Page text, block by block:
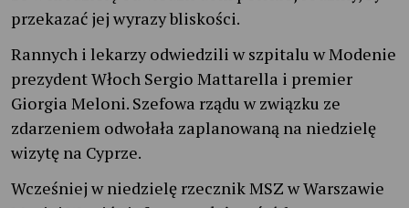
przekazać jej wyrazy bliskości.
Rannych i lekarzy odwiedzili w szpitalu w Modenie
prezydent Włoch Sergio Mattarella i premier
Giorgia Meloni. Szefowa rządu w związku ze
zdarzeniem odwołała zaplanowaną na niedzielę
wizytę na Cyprze.
Wcześniej w niedzielę rzecznik MSZ w Warszawie